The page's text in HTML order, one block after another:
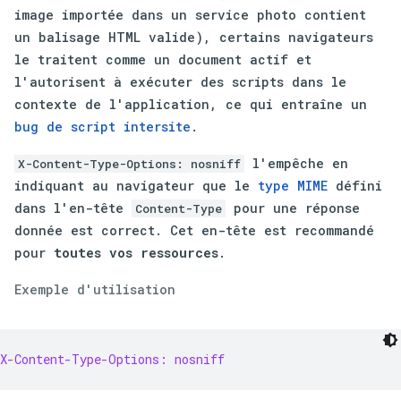
image importée dans un service photo contient
un balisage HTML valide), certains navigateurs
le traitent comme un document actif et
l'autorisent à exécuter des scripts dans le
contexte de l'application, ce qui entraîne un
bug de script intersite .
X-Content-Type-Options: nosniff
l'empêche en
indiquant au navigateur que le type MIME défini
dans l'en-tête
Content-Type
pour une réponse
donnée est correct. Cet en-tête est recommandé
pour toutes vos ressources.
Exemple d'utilisation
X-Content-Type-Options: nosniff